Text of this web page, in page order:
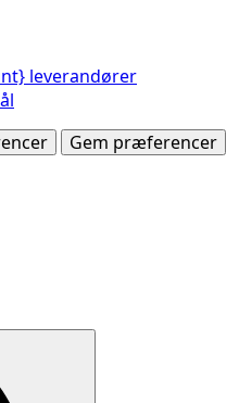
leverandører
Gem præferencer
Search